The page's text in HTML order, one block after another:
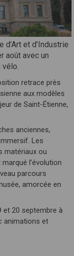
et d’Industrie
août avec un
retrace près
aux modèles
de Saint-Étienne,
anciennes,
Les
matériaux ou
l’évolution
parcours
amorcée en
et 20 septembre à
animations et